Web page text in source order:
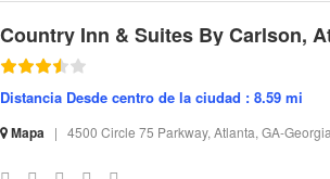
Distancia Desde centro de la ciudad : 8.59 mi
Mapa | 4500 Circle 75 Parkway, Atlanta, GA-